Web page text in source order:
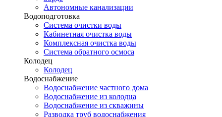
Автономные канализации
Водоподготовка
Система очистки воды
Кабинетная очистка воды
Комплексная очистка воды
Система обратного осмоса
Колодец
Колодец
Водоснабжение
Водоснабжение частного дома
Водоснабжение из колодца
Водоснабжение из скважины
Разводка труб водоснабжения